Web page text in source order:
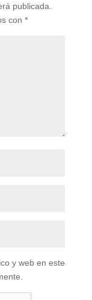
publicada.
con *
y web en este